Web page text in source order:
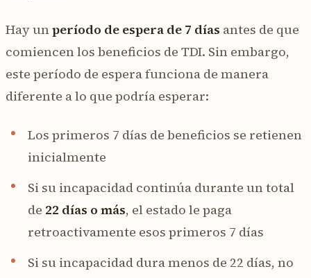
Hay unperíodo de espera de 7 días antes de que
comiencen los beneficios de TDI. Sin embargo,
este período de espera funciona de manera
diferente a lo que podría esperar:
Los primeros 7 días de beneficios se retienen
inicialmente
Si su incapacidad continúa durante un total
de 22 días o más, el estado le paga
retroactivamente esos primeros 7 días
Si su incapacidad dura menos de 22 días, no